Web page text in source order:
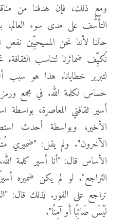
ومع ذلك، فإن هدفنا من
التأسُّف على مدى سوء
حالنا لأننا نحن المسيحيِّين
نُكيِّف ضمائرنا لتناسب
لتبرير خطايانا. هذا هو سبب
حساس لكلمة الله. في مجمع
أسير ثقافتي المعاصرة،
الأخير، وبواسطة أحدث
الآخرون". ولم يقل: "ضميري
الأساس قال: "أنا أسير كلمة
التراجع". لو لم يكن ضميره
تراجع على الفور. لذلك قال:
لَيْسَ صَائِبًا أَو آمِنًا".